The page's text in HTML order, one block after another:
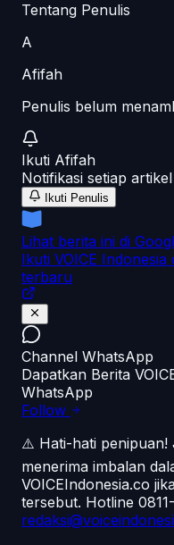
Tentang Penulis
A
Afifah
Penulis belum
Ikuti Afifah
Notifikasi setiap artikel
Ikuti Penulis
Lihat berita ini di
Ikuti VOICE
terbaru
Channel WhatsApp
Dapatkan Berita
WhatsApp
Follow
⚠️ Hati-hati penipuan!
menerima imbalan
VOICEIndonesia.co
tersebut. Hotline